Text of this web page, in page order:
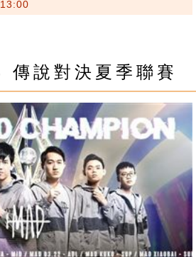
說對決夏季聯賽